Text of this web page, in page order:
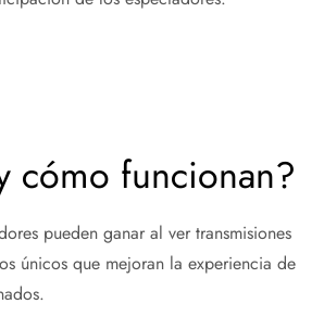
cómo funcionan?
pueden ganar al ver transmisiones
únicos que mejoran la experiencia de